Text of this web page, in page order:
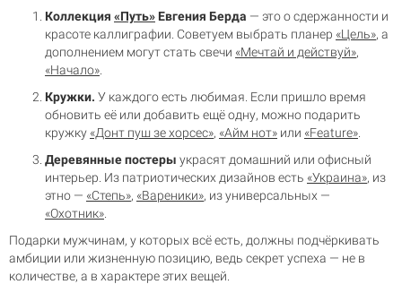
Коллекция «Путь» Евгения Берда — это о сдержанности и
красоте каллиграфии. Советуем выбрать планер «Цель», а
дополнением могут стать свечи «Мечтай и действуй»,
«Начало»
Кружки. У каждого есть любимая. Если пришло время
обновить её или добавить ещё одну, можно подарить
кружку «Донт пуш зе хорсес», «Айм нот» или «Feature»
Деревянные постеры украсят домашний или офисный
интерьер. Из патриотических дизайнов есть «Украина», из
этно — «Степь», «Вареники», из универсальных —
«Охотник»
Подарки мужчинам, у которых всё есть, должны подчёркивать
амбиции или жизненную позицию, ведь секрет успеха — не в
количестве, а в характере этих вещей.